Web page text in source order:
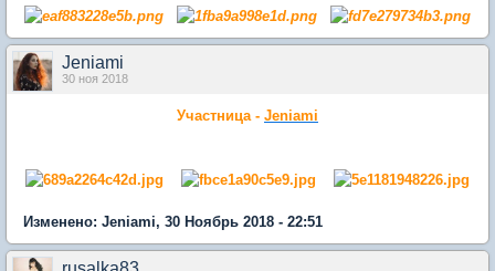
Jeniami
30 ноя 2018
Участница - Jeniami
Изменено: Jeniami, 30 Ноябрь 2018 - 22:51